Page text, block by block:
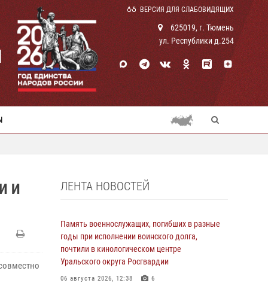
ВЕРСИЯ ДЛЯ СЛАБОВИДЯЩИХ
625019, г. Тюмень
ул. Республики д.254
И
ЛЕНТА НОВОСТЕЙ
Память военнослужащих, погибших в разные
годы при исполнении воинского долга,
почтили в кинологическом центре
Уральского округа Росгвардии
06 августа 2026, 12:38 6